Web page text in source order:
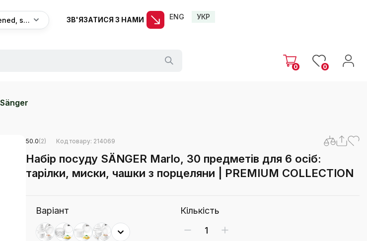
Bug happened, sorry ЗВ'ЯЗАТИСЯ З НАМИ ENG УКР
0 0
50.0(2) Код товару: 214069
Набір посуду SÄNGER Marlo, 30 предметів для 6 осіб:
тарілки, миски, чашки з порцеляни | PREMIUM COLLECTION
Варіант Кількість